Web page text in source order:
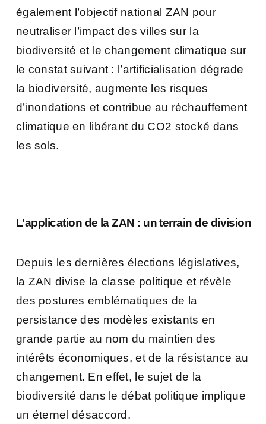
également l’objectif national ZAN pour
neutraliser l’impact des villes sur la
biodiversité et le changement climatique sur
le constat suivant : l’artificialisation dégrade
la biodiversité, augmente les risques
d’inondations et contribue au réchauffement
climatique en libérant du CO2 stocké dans
les sols.
L’application de la ZAN : un terrain de division
Depuis les dernières élections législatives,
la ZAN divise la classe politique et révèle
des postures emblématiques de la
persistance des modèles existants en
grande partie au nom du maintien des
intérêts économiques, et de la résistance au
changement. En effet, le sujet de la
biodiversité dans le débat politique implique
un éternel désaccord.